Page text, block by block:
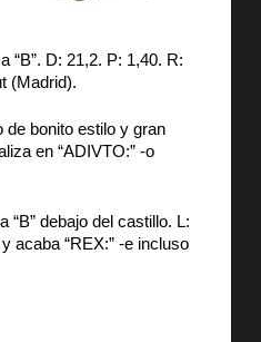
“B”. D: 21,2. P: 1,40. R:
(Madrid).
de bonito estilo y gran
en “ADIVTO:” -o
“B” debajo del castillo. L:
acaba “REX:” -e incluso